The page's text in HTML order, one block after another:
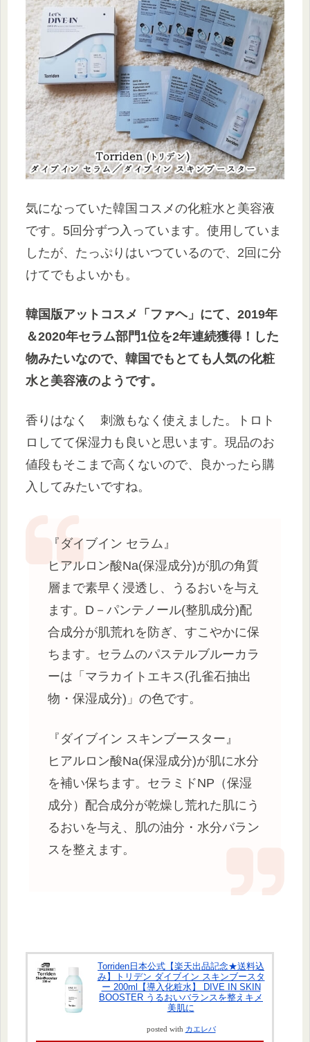
気になっていた韓国コスメの化粧水と美容液
です。5回分ずつ入っています。使用していま
したが、たっぷりはいつているので、2回に分
けてでもよいかも。
韓国版アットコスメ「ファヘ」にて、2019年
＆2020年セラム部門1位を2年連続獲得！した
物みたいなので、韓国でもとても人気の化粧
水と美容液のようです。
香りはなく 刺激もなく使えました。トロト
ロしてて保湿力も良いと思います。現品のお
値段もそこまで高くないので、良かったら購
入してみたいですね。
『ダイブイン セラム』
ヒアルロン酸Na(保湿成分)が肌の角質
層まで素早く浸透し、うるおいを与え
ます。D－パンテノール(整肌成分)配
合成分が肌荒れを防ぎ、すこやかに保
ちます。セラムのパステルブルーカラ
ーは「マラカイトエキス(孔雀石抽出
物・保湿成分)」の色です。
『ダイブイン スキンブースター』
ヒアルロン酸Na(保湿成分)が肌に水分
を補い保ちます。セラミドNP（保湿
成分）配合成分が乾燥し荒れた肌にう
るおいを与え、肌の油分・水分バラン
スを整えます。
Torriden日本公式【楽天出品記念★送料込
み】トリデン ダイブイン スキンブースタ
ー 200ml【導入化粧水】 DIVE IN SKIN
BOOSTER うるおいバランスを整えキメ
美肌に
posted with カエレバ